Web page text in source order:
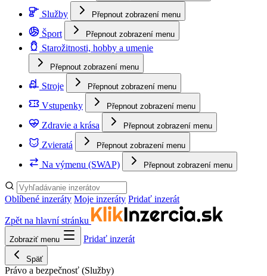
Služby Přepnout zobrazení menu
Šport Přepnout zobrazení menu
Starožitnosti, hobby a umenie
Přepnout zobrazení menu
Stroje Přepnout zobrazení menu
Vstupenky Přepnout zobrazení menu
Zdravie a krása Přepnout zobrazení menu
Zvieratá Přepnout zobrazení menu
Na výmenu (SWAP) Přepnout zobrazení menu
Oblíbené inzeráty Moje inzeráty Pridať inzerát
Zpět na hlavní stránku
Zobraziť menu Pridať inzerát
Späť
Právo a bezpečnosť (Služby)